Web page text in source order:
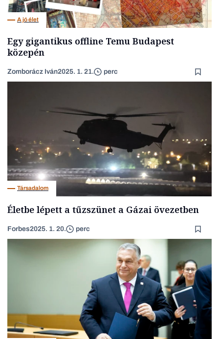
A jó élet
Egy gigantikus offline Temu Budapest
közepén
Zomborácz Iván2025. 1. 21. perc
Társadalom
Életbe lépett a tűzszünet a Gázai övezetben
Forbes2025. 1. 20. perc